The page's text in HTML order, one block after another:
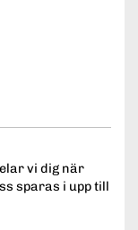
vi dig när
sparas i upp till